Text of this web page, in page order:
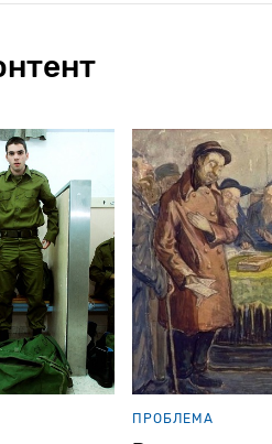
ПРОБЛЕМА